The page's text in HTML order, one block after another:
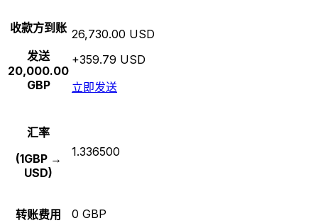
收款方到账
发送
20,000.00
GBP
26,730.00 USD
+359.79 USD
立即发送
汇率
(1GBP →
USD)
1.336500
转账费用 0 GBP